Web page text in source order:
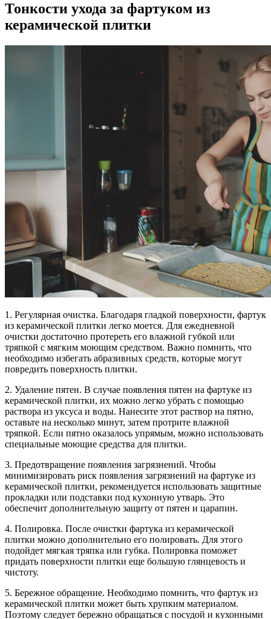
Тонкости ухода за фартуком из
керамической плитки
1. Регулярная очистка. Благодаря гладкой поверхности, фартук
из керамической плитки легко моется. Для ежедневной
очистки достаточно протереть его влажной губкой или
тряпкой с мягким моющим средством. Важно помнить, что
необходимо избегать абразивных средств, которые могут
повредить поверхность плитки.
2. Удаление пятен. В случае появления пятен на фартуке из
керамической плитки, их можно легко убрать с помощью
раствора из уксуса и воды. Нанесите этот раствор на пятно,
оставьте на несколько минут, затем протрите влажной
тряпкой. Если пятно оказалось упрямым, можно использовать
специальные моющие средства для плитки.
3. Предотвращение появления загрязнений. Чтобы
минимизировать риск появления загрязнений на фартуке из
керамической плитки, рекомендуется использовать защитные
прокладки или подставки под кухонную утварь. Это
обеспечит дополнительную защиту от пятен и царапин.
4. Полировка. После очистки фартука из керамической
плитки можно дополнительно его полировать. Для этого
подойдет мягкая тряпка или губка. Полировка поможет
придать поверхности плитки еще большую глянцевость и
чистоту.
5. Бережное обращение. Необходимо помнить, что фартук из
керамической плитки может быть хрупким материалом.
Поэтому следует бережно обращаться с посудой и кухонными